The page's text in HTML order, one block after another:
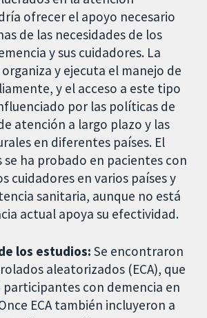
ofrecer el apoyo necesario
de las necesidades de los
y sus cuidadores. La
y ejecuta el manejo de
y el acceso a este tipo
por las políticas de
atención a largo plazo y las
en diferentes países. El
se ha probado en pacientes con
cuidadores en varios países y
sanitaria, aunque no está
actual apoya su efectividad.
los estudios:Se encontraron
aleatorizados (ECA), que
participantes con demencia en
ECA también incluyeron a